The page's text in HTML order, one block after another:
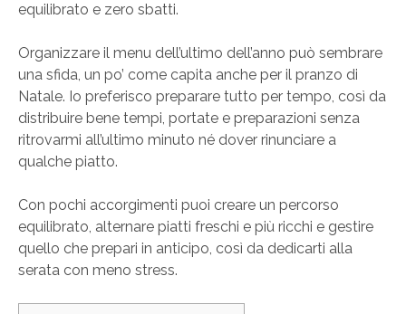
equilibrato e zero sbatti.
Organizzare il menu dell’ultimo dell’anno può sembrare
una sfida, un po’ come capita anche per il pranzo di
Natale. Io preferisco preparare tutto per tempo, così da
distribuire bene tempi, portate e preparazioni senza
ritrovarmi all’ultimo minuto né dover rinunciare a
qualche piatto.
Con pochi accorgimenti puoi creare un percorso
equilibrato, alternare piatti freschi e più ricchi e gestire
quello che prepari in anticipo, così da dedicarti alla
serata con meno stress.